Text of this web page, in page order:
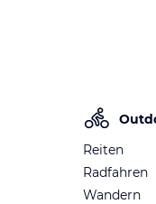
Reiten
Radfahren
Wandern